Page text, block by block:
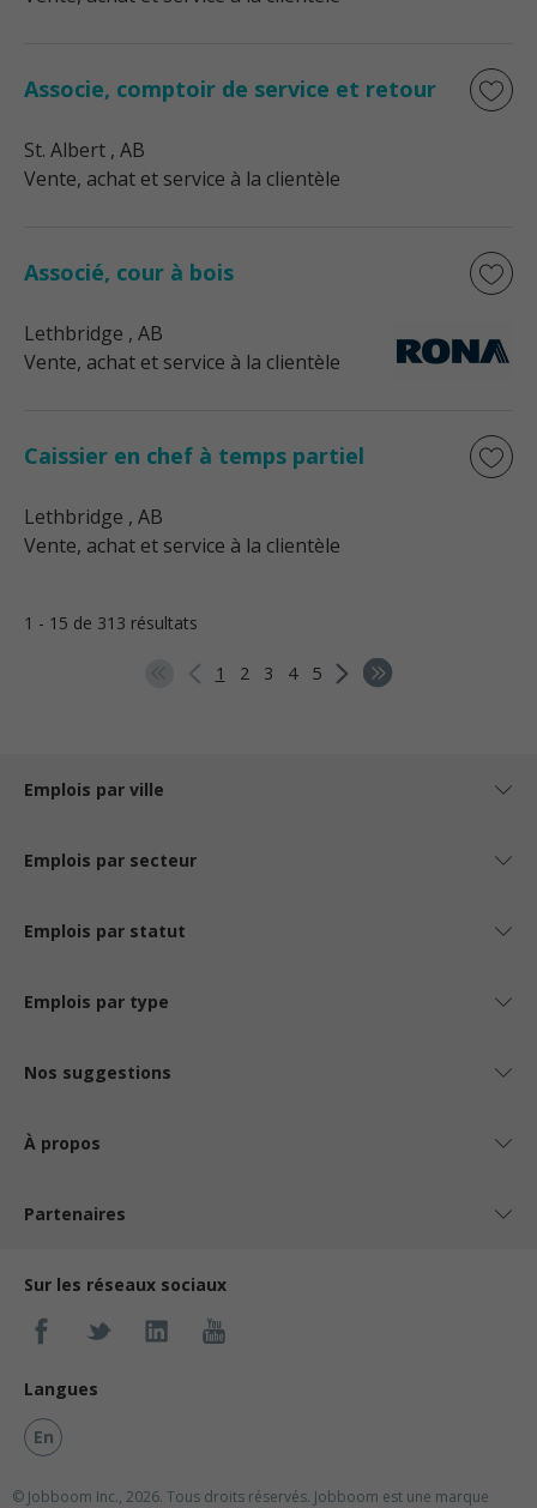
Associe, comptoir de service et retour
St. Albert , AB
Vente, achat et service à la clientèle
Associé, cour à bois
Lethbridge , AB
Vente, achat et service à la clientèle
Caissier en chef à temps partiel
Lethbridge , AB
Vente, achat et service à la clientèle
1 - 15 de 313 résultats
1 2 3 4 5
Emplois par ville
Emplois par secteur
Emplois par statut
Emplois par type
Nos suggestions
À propos
Partenaires
Sur les réseaux sociaux
Langues
En
© Jobboom Inc., 2026. Tous droits réservés. Jobboom est une marque